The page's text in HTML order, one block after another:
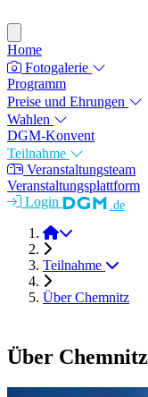
Home
Fotogalerie
Programm
Preise und Ehrungen
Wahlen
DGM-Konvent
Teilnahme
Veranstaltungsteam
Veranstaltungsplattform
Login
.de
DGM-Tag 2025
Teilnahme
Über Chemnitz
Über Chemnitz